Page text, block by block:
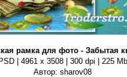
рамка для фото - Забытая
| 4961 х 3508 | 300 dpi | 225 Mb
Автор: sharov08